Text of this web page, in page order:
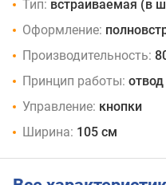
Тип: встраиваемая (в
Оформление:
Производительность:
Принцип работы:
Управление: кнопки
Ширина: 105 см